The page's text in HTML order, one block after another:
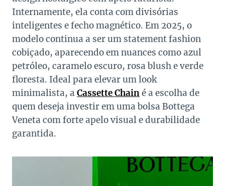
Internamente, ela conta com divisórias
inteligentes e fecho magnético. Em 2025, o
modelo continua a ser um statement fashion
cobiçado, aparecendo em nuances como azul
petróleo, caramelo escuro, rosa blush e verde
floresta. Ideal para elevar um look
minimalista, a Cassette Chainé a escolha de
quem deseja investir em uma bolsa Bottega
Veneta com forte apelo visual e durabilidade
garantida.